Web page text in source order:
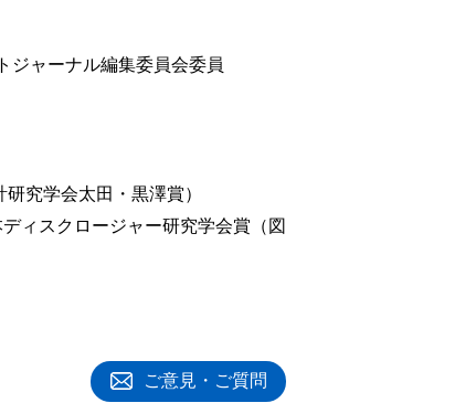
ジャーナル編集委員会委員
究学会太田・黒澤賞）
ィスクロージャー研究学会賞（図
ご意見・ご質問